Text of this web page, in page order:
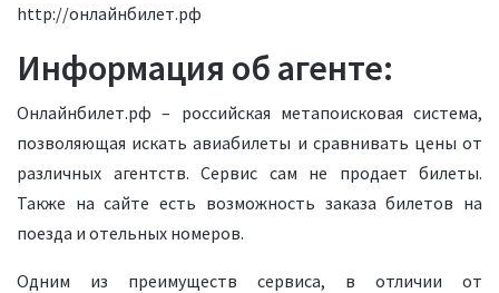
http://онлайнбилет.рф
Информация об агенте:
Онлайнбилет.рф – российская метапоисковая система,
позволяющая искать авиабилеты и сравнивать цены от
различных агентств. Сервис сам не продает билеты.
Также на сайте есть возможность заказа билетов на
поезда и отельных номеров.
Одним из преимуществ сервиса, в отличии от